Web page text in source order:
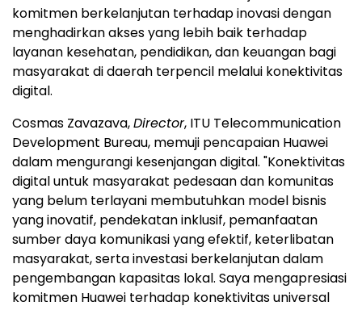
komitmen berkelanjutan terhadap inovasi dengan
menghadirkan akses yang lebih baik terhadap
layanan kesehatan, pendidikan, dan keuangan bagi
masyarakat di daerah terpencil melalui konektivitas
digital.
Cosmas Zavazava,Director, ITU Telecommunication
Development Bureau, memuji pencapaian Huawei
dalam mengurangi kesenjangan digital. "Konektivitas
digital untuk masyarakat pedesaan dan komunitas
yang belum terlayani membutuhkan model bisnis
yang inovatif, pendekatan inklusif, pemanfaatan
sumber daya komunikasi yang efektif, keterlibatan
masyarakat, serta investasi berkelanjutan dalam
pengembangan kapasitas lokal. Saya mengapresiasi
komitmen Huawei terhadap konektivitas universal